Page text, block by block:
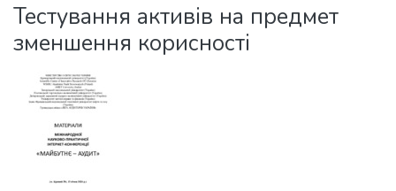
Statistics
Тестування активів на предмет
зменшення корисності